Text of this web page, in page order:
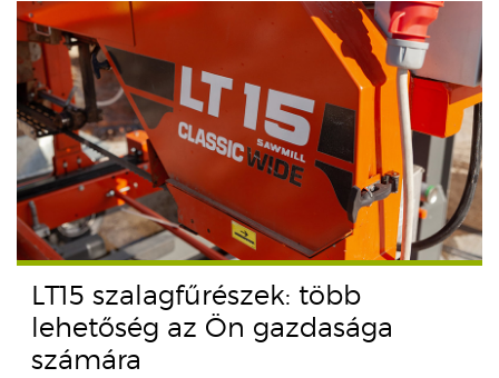
LT15 szalagfűrészek: több
lehetőség az Ön gazdasága
számára